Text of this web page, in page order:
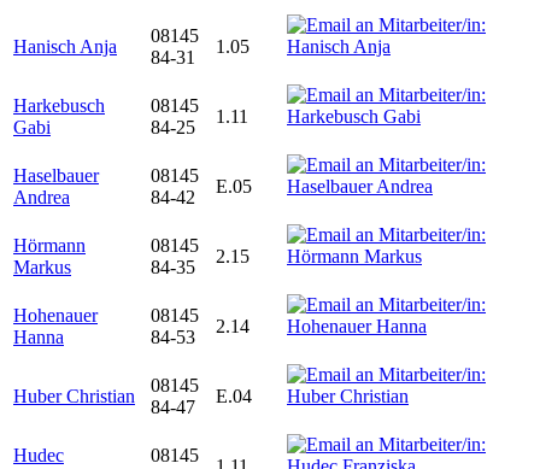
Hanisch Anja
08145
84-31
1.05
Harkebusch
Gabi
08145
84-25
1.11
Haselbauer
Andrea
08145
84-42
E.05
Hörmann
Markus
08145
84-35
2.15
Hohenauer
Hanna
08145
84-53
2.14
Huber Christian
08145
84-47
E.04
Hudec
08145